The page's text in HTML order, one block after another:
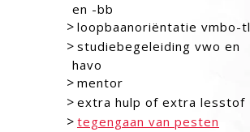
en -bb
loopbaanoriëntatie vmbo-tl
studiebegeleiding vwo en
havo
mentor
extra hulp of extra lesstof
tegengaan van pesten